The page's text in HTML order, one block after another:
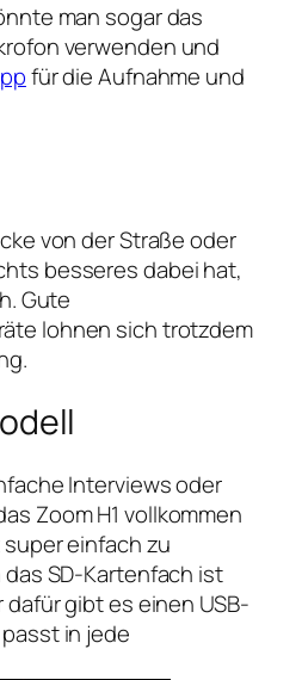
man sogar das
verwenden und
für die Aufnahme und
von der Straße oder
besseres dabei hat,
Gute
lohnen sich trotzdem
Interviews oder
Zoom H1 vollkommen
einfach zu
SD-Kartenfach ist
gibt es einen USB-
in jede